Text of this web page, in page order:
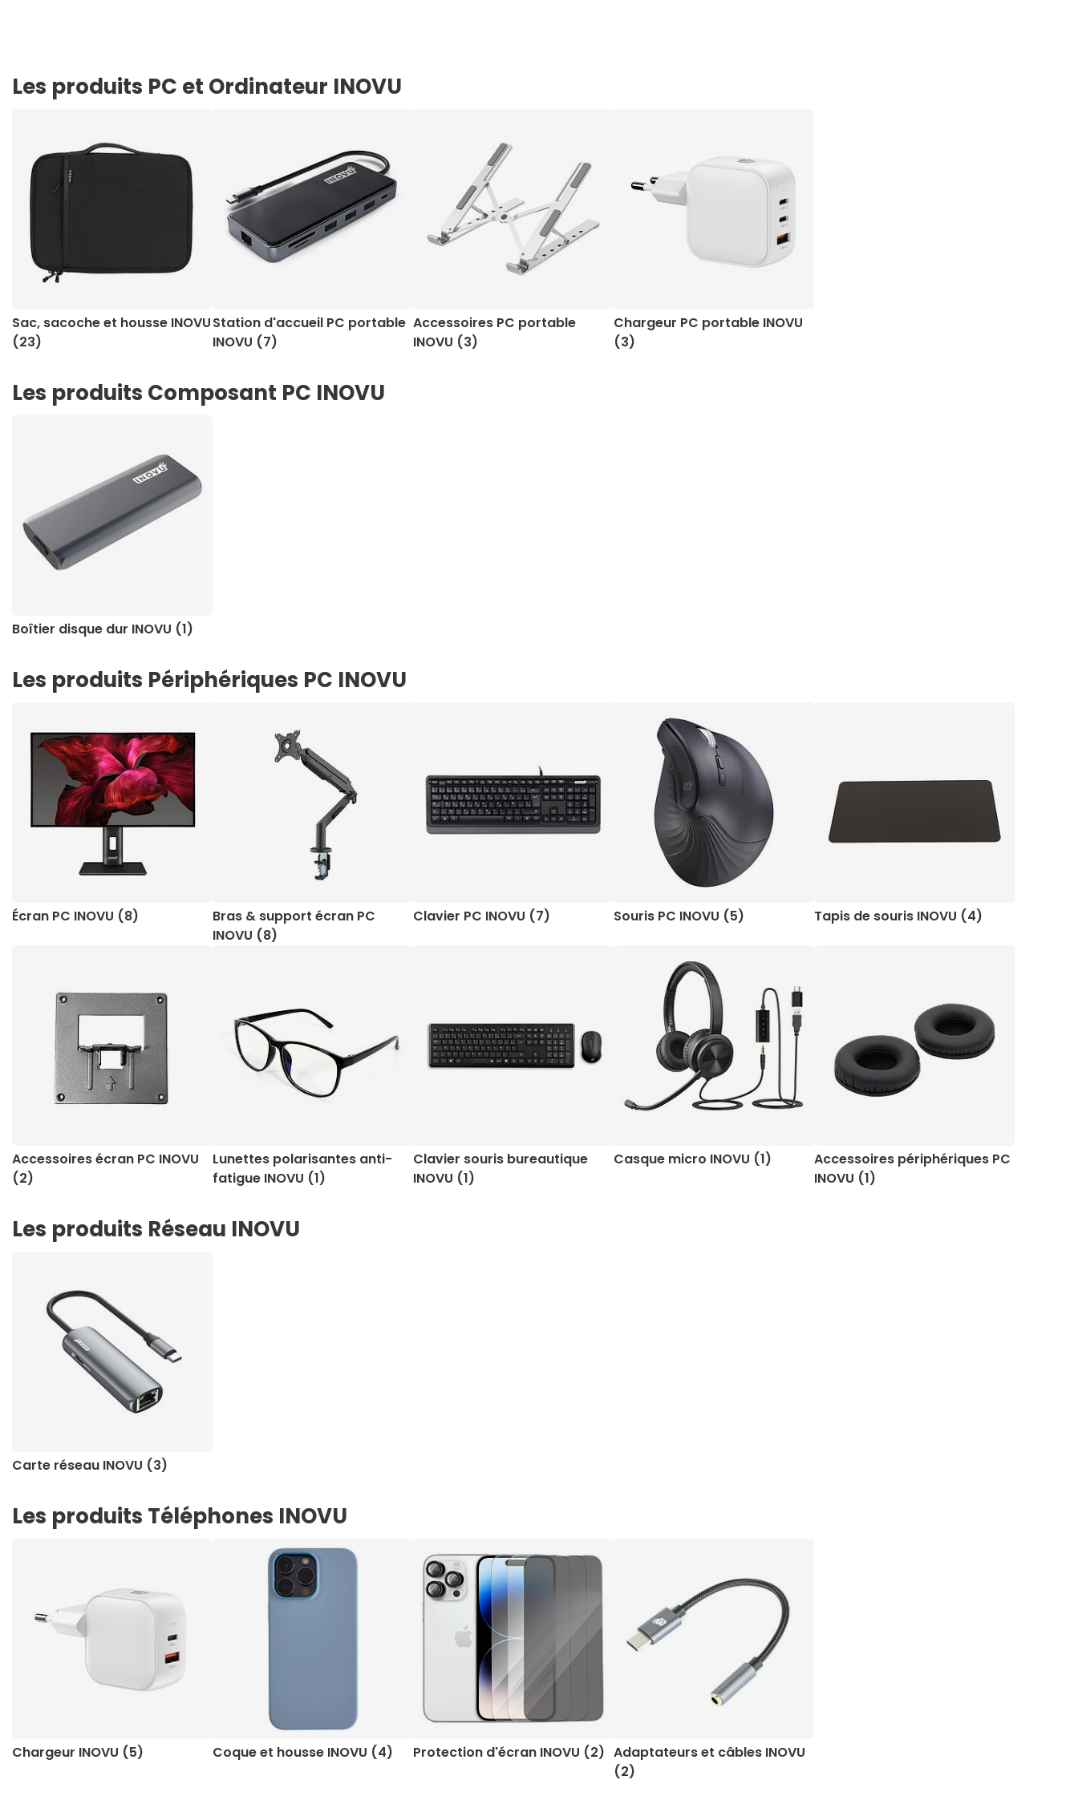
Les produits PC et Ordinateur INOVU
Sac, sacoche et housse INOVU
(23)
Station d'accueil PC portable
INOVU (7)
Accessoires PC portable
INOVU (3)
Chargeur PC portable INOVU
(3)
Les produits Composant PC INOVU
Boîtier disque dur INOVU (1)
Les produits Périphériques PC INOVU
Écran PC INOVU (8)
Bras & support écran PC
INOVU (8)
Clavier PC INOVU (7) Souris PC INOVU (5) Tapis de souris INOVU (4)
Accessoires écran PC INOVU
(2)
Lunettes polarisantes anti-
fatigue INOVU (1)
Clavier souris bureautique
INOVU (1)
Casque micro INOVU (1)
Accessoires périphériques PC
INOVU (1)
Les produits Réseau INOVU
Carte réseau INOVU (3)
Les produits Téléphones INOVU
Chargeur INOVU (5) Coque et housse INOVU (4) Protection d'écran INOVU (2) Adaptateurs et câbles INOVU
(2)